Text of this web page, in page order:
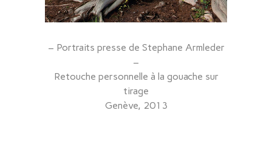
– Portraits presse de Stephane Armleder
–
Retouche personnelle à la gouache sur
tirage
Genève, 2013